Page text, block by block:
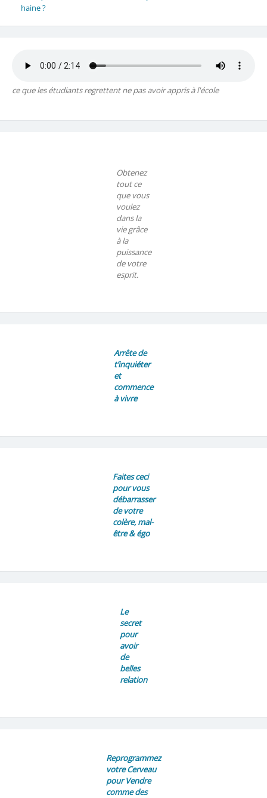
haine ?
ce que les étudiants regrettent ne pas avoir appris à l'école
Obtenez
tout ce
que vous
voulez
dans la
vie grâce
à la
puissance
de votre
esprit.
Arrête de
t’inquiéter
et
commence
à vivre
Faites ceci
pour vous
débarrasser
de votre
colère, mal-
être & égo
Le
secret
pour
avoir
de
belles
relation
Reprogrammez
votre Cerveau
pour Vendre
comme des